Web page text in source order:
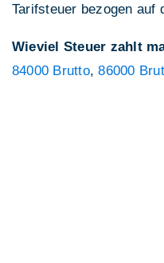
Tarifsteuer bezogen auf
Wieviel Steuer zahlt
84000 Brutto,86000